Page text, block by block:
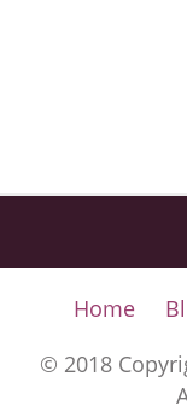
Home
© 2018